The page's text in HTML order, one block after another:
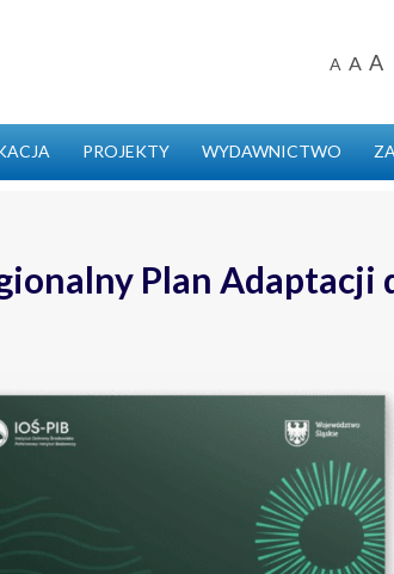
Ustawienia
A A A
PROJEKTY WYDAWNICTWO
Plan Adaptacji